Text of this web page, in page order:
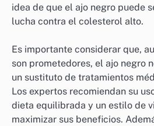
idea de que el ajo negro puede
lucha contra el colesterol alto.
Es importante considerar que,
son prometedores, el ajo negro
un sustituto de tratamientos
Los expertos recomiendan su
dieta equilibrada y un estilo de
maximizar sus beneficios.